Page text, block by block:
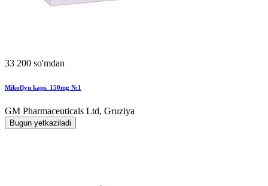
33 200 so'mdan
Mikoflyu kaps. 150mg №1
GM Pharmaceuticals Ltd, Gruziya
Bugun yetkaziladi